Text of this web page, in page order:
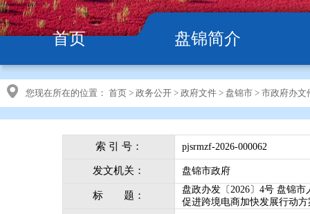
首页 盘锦简介
您现在所在的位置： 首页 > 政务公开 > 政府文件 > 盘锦市 > 市政府办文
索 引 号： pjsrmzf-2026-000062
发文机关： 盘锦市政府
标 题：
盘政办发〔2026〕4号 盘锦
促进跨境电商加快发展行动